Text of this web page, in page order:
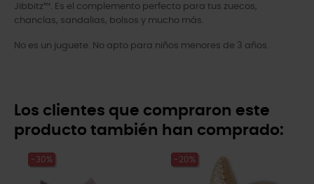
Jibbitz™. Es el complemento perfecto para tus zuecos,
chanclas, sandalias, bolsos y mucho más.
No es un juguete. No apto para niños menores de 3 años.
Los clientes que compraron este
producto también han comprado:
-30% -20%